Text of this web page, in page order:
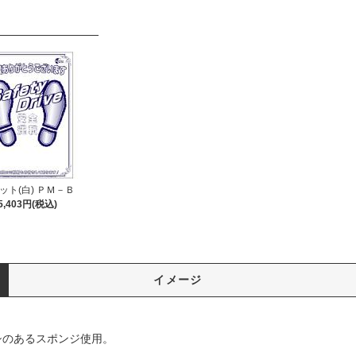
ト(白) ＰＭ－Ｂ
円(税込)
イメージ
あるスポンジ使用。